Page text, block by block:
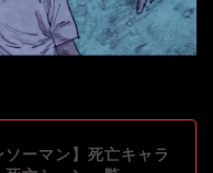
ソーマン】死亡キャラ